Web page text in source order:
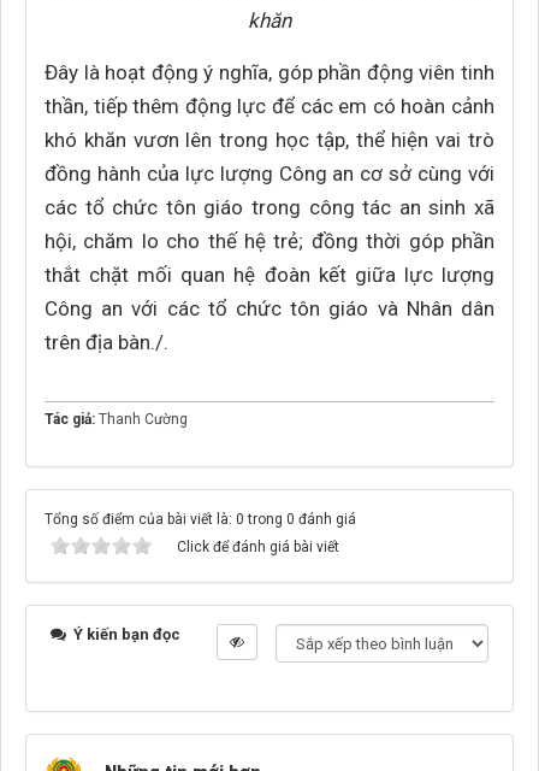
khăn
Đây là hoạt động ý nghĩa, góp phần động viên tinh
thần, tiếp thêm động lực để các em có hoàn cảnh
khó khăn vươn lên trong học tập, thể hiện vai trò
đồng hành của lực lượng Công an cơ sở cùng với
các tổ chức tôn giáo trong công tác an sinh xã
hội, chăm lo cho thế hệ trẻ; đồng thời góp phần
thắt chặt mối quan hệ đoàn kết giữa lực lượng
Công an với các tổ chức tôn giáo và Nhân dân
trên địa bàn./.
Tác giả: Thanh Cường
Tổng số điểm của bài viết là: 0 trong 0 đánh giá
Click để đánh giá bài viết
Ý kiến bạn đọc